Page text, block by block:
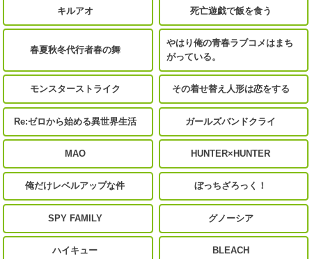
キルアオ 死亡遊戯で飯を食う
春夏秋冬代行者春の舞
やはり俺の青春ラブコメはまち
がっている。
モンスターストライク その着せ替え人形は恋をする
Re:ゼロから始める異世界生活 ガールズバンドクライ
MAO HUNTER×HUNTER
俺だけレベルアップな件 ぼっちざろっく！
SPY FAMILY グノーシア
ハイキュー BLEACH